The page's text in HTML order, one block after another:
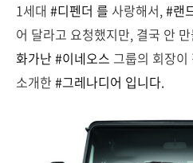
1세대 #디펜더 를 사랑해서,#랜
어 달라고 요청했지만, 결국 안
화가난 #이네오스 그룹의 회장
소개한 #그레나디어 입니다.